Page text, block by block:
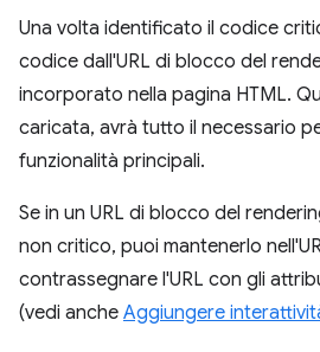
Una volta identificato il codice
codice dall'URL di blocco del
incorporato nella pagina HTML.
caricata, avrà tutto il necessario
funzionalità principali.
Se in un URL di blocco del
non critico, puoi mantenerlo
contrassegnare l'URL con gli
(vedi anche Aggiungere